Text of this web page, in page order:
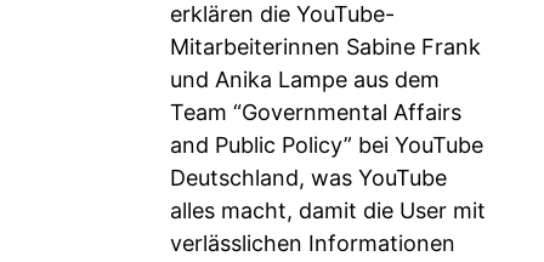
erklären die YouTube-
Mitarbeiterinnen Sabine Frank
und Anika Lampe aus dem
Team “Governmental Affairs
and Public Policy” bei YouTube
Deutschland, was YouTube
alles macht, damit die User mit
verlässlichen Informationen